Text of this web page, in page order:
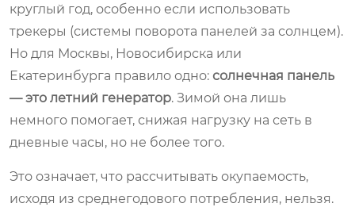
круглый год, особенно если использовать
трекеры (системы поворота панелей за солнцем).
Но для Москвы, Новосибирска или
Екатеринбурга правило одно: солнечная панель
— это летний генератор. Зимой она лишь
немного помогает, снижая нагрузку на сеть в
дневные часы, но не более того.
Это означает, что рассчитывать окупаемость,
исходя из среднегодового потребления, нельзя.